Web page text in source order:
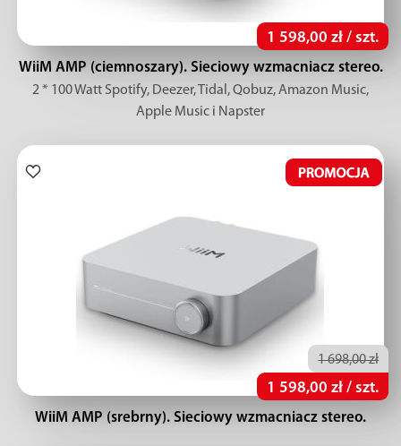
1 598,00 zł / szt.
WiiM AMP (ciemnoszary). Sieciowy wzmacniacz stereo.
2 * 100 Watt Spotify, Deezer, Tidal, Qobuz, Amazon Music,
Apple Music i Napster
1 698,00 zł
1 598,00 zł / szt.
WiiM AMP (srebrny). Sieciowy wzmacniacz stereo.